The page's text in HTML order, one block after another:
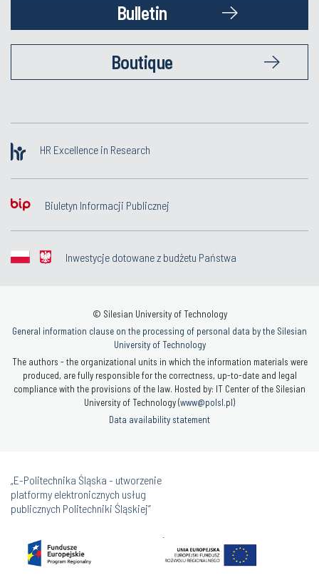
Bulletin
Boutique
HR Excellence in Research
Biuletyn Informacji Publicznej
Inwestycje dotowane z budżetu Państwa
© Silesian University of Technology
General information clause on the processing of personal data by the Silesian
University of Technology
The authors - the organizational units in which the information materials were
produced, are fully responsible for the correctness, up-to-date and legal
compliance with the provisions of the law. Hosted by: IT Center of the Silesian
University of Technology (www@polsl.pl)
Data availability statement
„E-Politechnika Śląska - utworzenie
platformy elektronicznych usług
publicznych Politechniki Śląskiej”